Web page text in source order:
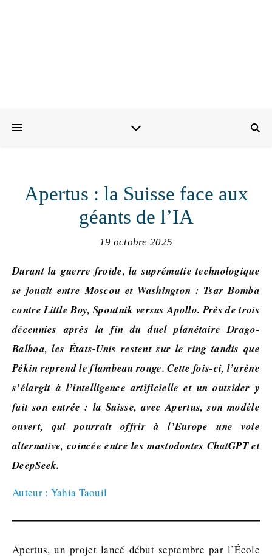
Apertus : la Suisse face aux
géants de l’IA
19 octobre 2025
Durant la guerre froide, la suprématie technologique
se jouait entre Moscou et Washington : Tsar Bomba
contre Little Boy, Spoutnik versus Apollo. Près de trois
décennies après la fin du duel planétaire Drago-
Balboa, les États-Unis restent sur le ring tandis que
Pékin reprend le flambeau rouge. Cette fois-ci, l’arène
s’élargit à l’intelligence artificielle et un outsider y
fait son entrée : la Suisse, avec Apertus, son modèle
ouvert, qui pourrait offrir à l’Europe une voie
alternative, coincée entre les mastodontes ChatGPT et
DeepSeek.
Auteur : Yahia Taouil
Apertus, un projet lancé début septembre par l’École